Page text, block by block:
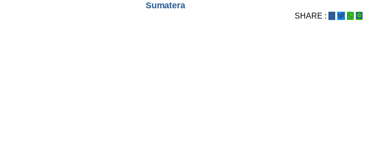
Sumatera
SHARE :